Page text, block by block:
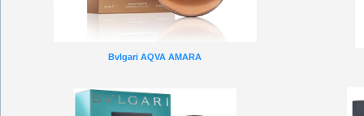
Bvlgari AQVA AMARA